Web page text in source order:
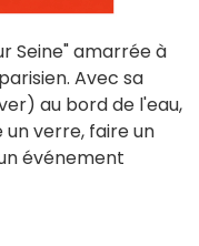
Seine" amarrée à
Avec sa
au bord de l'eau,
verre, faire un
événement